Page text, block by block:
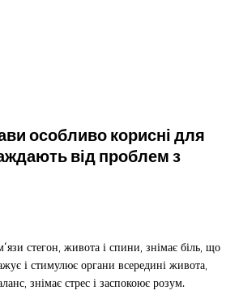
особливо корисні для
від проблем з
стегон, живота і спини, знімає біль, що
і стимулює органи всередині живота,
знімає стрес і заспокоює розум.